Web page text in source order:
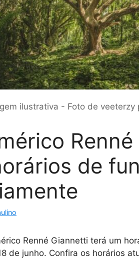
ilustrativa - Foto de veeterzy
de
Renné Giannetti terá um
de junho. Confira os horários